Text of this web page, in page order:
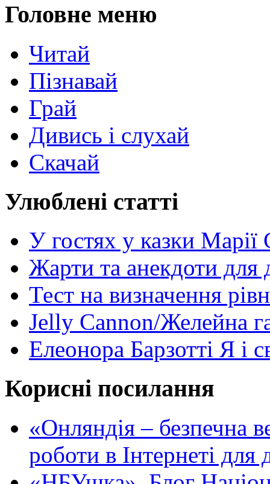
Головне меню
Читай
Пізнавай
Грай
Дивись і слухай
Скачай
Улюблені статті
У гостях у казки
Жарти та анекдоти для
Тест на визначення
Jelly Cannon/Желейна
Елеонора Барзотті Я і
Корисні посилання
«Oнляндія – безпечна
роботи в Інтернеті для